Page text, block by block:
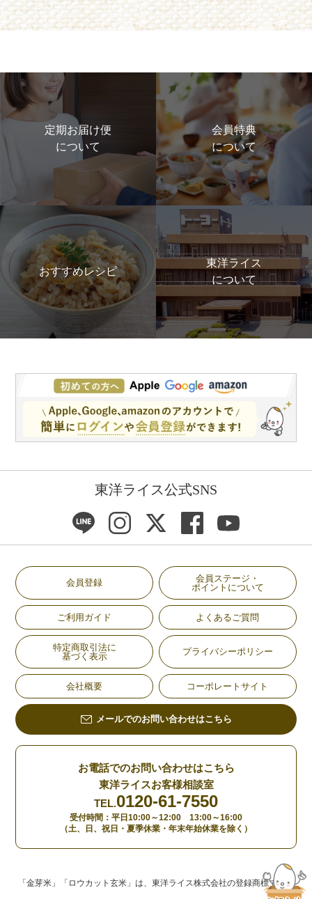
定期お届け便
について
会員特典
について
おすすめレシピ
東洋ライス
について
東洋ライス公式SNS
会員登録
会員ステージ・
ポイントについて
ご利用ガイド よくあるご質問
特定商取引法に
基づく表示
プライバシーポリシー
会社概要 コーポレートサイト
メールでのお問い合わせはこちら
お電話でのお問い合わせはこちら
東洋ライスお客様相談室
TEL.0120-61-7550
受付時間：平日10:00～12:00 13:00～16:00
（土、日、祝日・夏季休業・年末年始休業を除く）
「金芽米」「ロウカット玄米」は、東洋ライス株式会社の登録商標です。